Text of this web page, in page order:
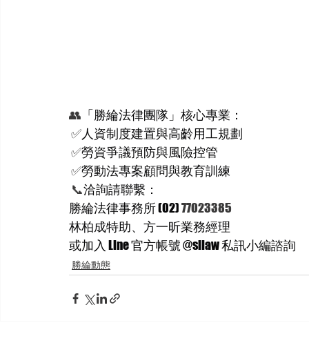
👥 「勝綸法律團隊」核心專業：
✅人資制度建置與高齡用工規劃
✅勞資爭議預防與風險控管
✅勞動法專案顧問與教育訓練
📞洽詢請聯繫：
勝綸法律事務所 (02) 77023385
林柏成特助、方一昕業務經理
或加入 Line 官方帳號 @sllaw 私訊小編諮詢
勝綸動態